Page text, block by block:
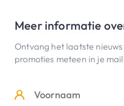
Meer informatie
Ontvang het laatste
promoties meteen in je